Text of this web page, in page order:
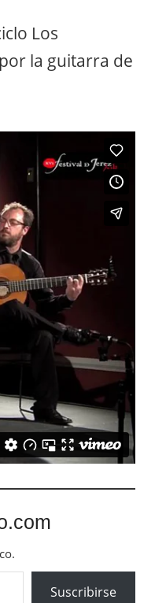
Los
la guitarra de
Suscribirse